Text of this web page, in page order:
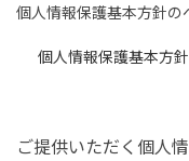
個人情報保護基本方針の
個人情報保護基本方針
ご提供いただく個人